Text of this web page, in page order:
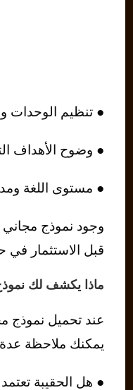
● تنظيم الوحدات
● وضوح الأهداف
● مستوى اللغة
وجود نموذج مجاني
قبل الاستثمار في
ماذا يكشف لك نموذج
يمكنك ملاحظة
● هل الحقيبة